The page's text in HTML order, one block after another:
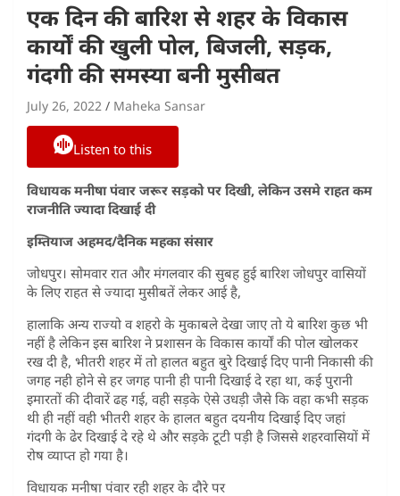
एक दिन की बारिश से शहर के विकास
कार्यों की खुली पोल, बिजली, सड़क,
गंदगी की समस्या बनी मुसीबत
July 26, 2022 Maheka Sansar
Listen to this
विधायक मनीषा पंवार जरूर सड़को पर दिखी, लेकिन उसमे राहत कम
राजनीति ज्यादा दिखाई दी
इम्तियाज अहमद/दैनिक महका संसार
जोधपुर। सोमवार रात और मंगलवार की सुबह हुई बारिश जोधपुर वासियों
के लिए राहत से ज्यादा मुसीबतें लेकर आई है,
हालाकि अन्य राज्यो व शहरो के मुकाबले देखा जाए तो ये बारिश कुछ भी
नहीं है लेकिन इस बारिश ने प्रशासन के विकास कार्यों की पोल खोलकर
रख दी है, भीतरी शहर में तो हालत बहुत बुरे दिखाई दिए पानी निकासी की
जगह नही होने से हर जगह पानी ही पानी दिखाई दे रहा था, कई पुरानी
इमारतों की दीवारें ढह गई, वही सड़के ऐसे उधड़ी जैसे कि वहा कभी सड़क
थी ही नहीं वही भीतरी शहर के हालत बहुत दयनीय दिखाई दिए जहां
गंदगी के ढेर दिखाई दे रहे थे और सड़के टूटी पड़ी है जिससे शहरवासियों में
रोष व्याप्त हो गया है।
विधायक मनीषा पंवार रही शहर के दौरे पर